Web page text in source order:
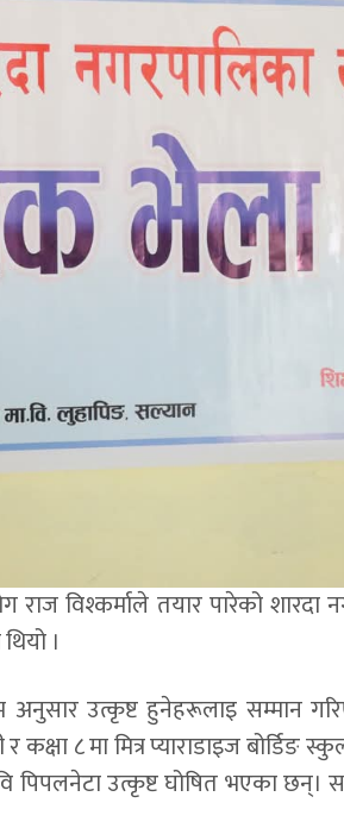
विश्कर्माले तयार पारेको शारदा
।
अनुसार उत्कृष्ट हुनेहरूलाइ सम्मान
कक्षा ८ मा मित्र प्याराडाइज बोर्डिङ
पिपलनेटा उत्कृष्ट घोषित भएका छन्।